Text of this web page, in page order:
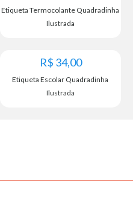
Etiqueta Termocolante Quadradinha
Ilustrada
R$ 34,00
Etiqueta Escolar Quadradinha
Ilustrada